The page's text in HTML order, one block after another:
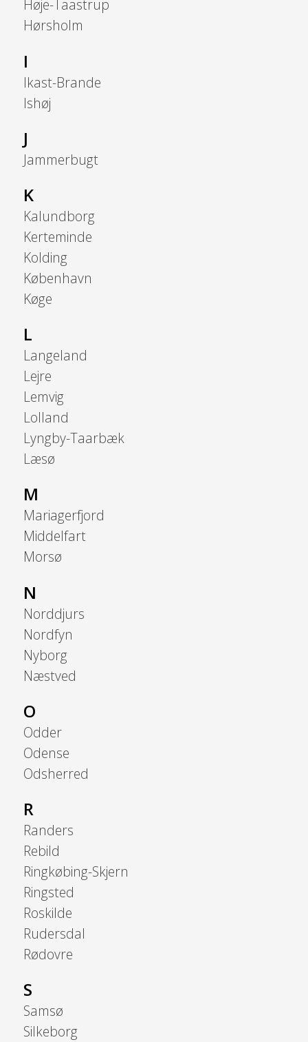
Høje-Taastrup
Hørsholm
I
Ikast-Brande
Ishøj
J
Jammerbugt
K
Kalundborg
Kerteminde
Kolding
København
Køge
L
Langeland
Lejre
Lemvig
Lolland
Lyngby-Taarbæk
Læsø
M
Mariagerfjord
Middelfart
Morsø
N
Norddjurs
Nordfyn
Nyborg
Næstved
O
Odder
Odense
Odsherred
R
Randers
Rebild
Ringkøbing-Skjern
Ringsted
Roskilde
Rudersdal
Rødovre
S
Samsø
Silkeborg